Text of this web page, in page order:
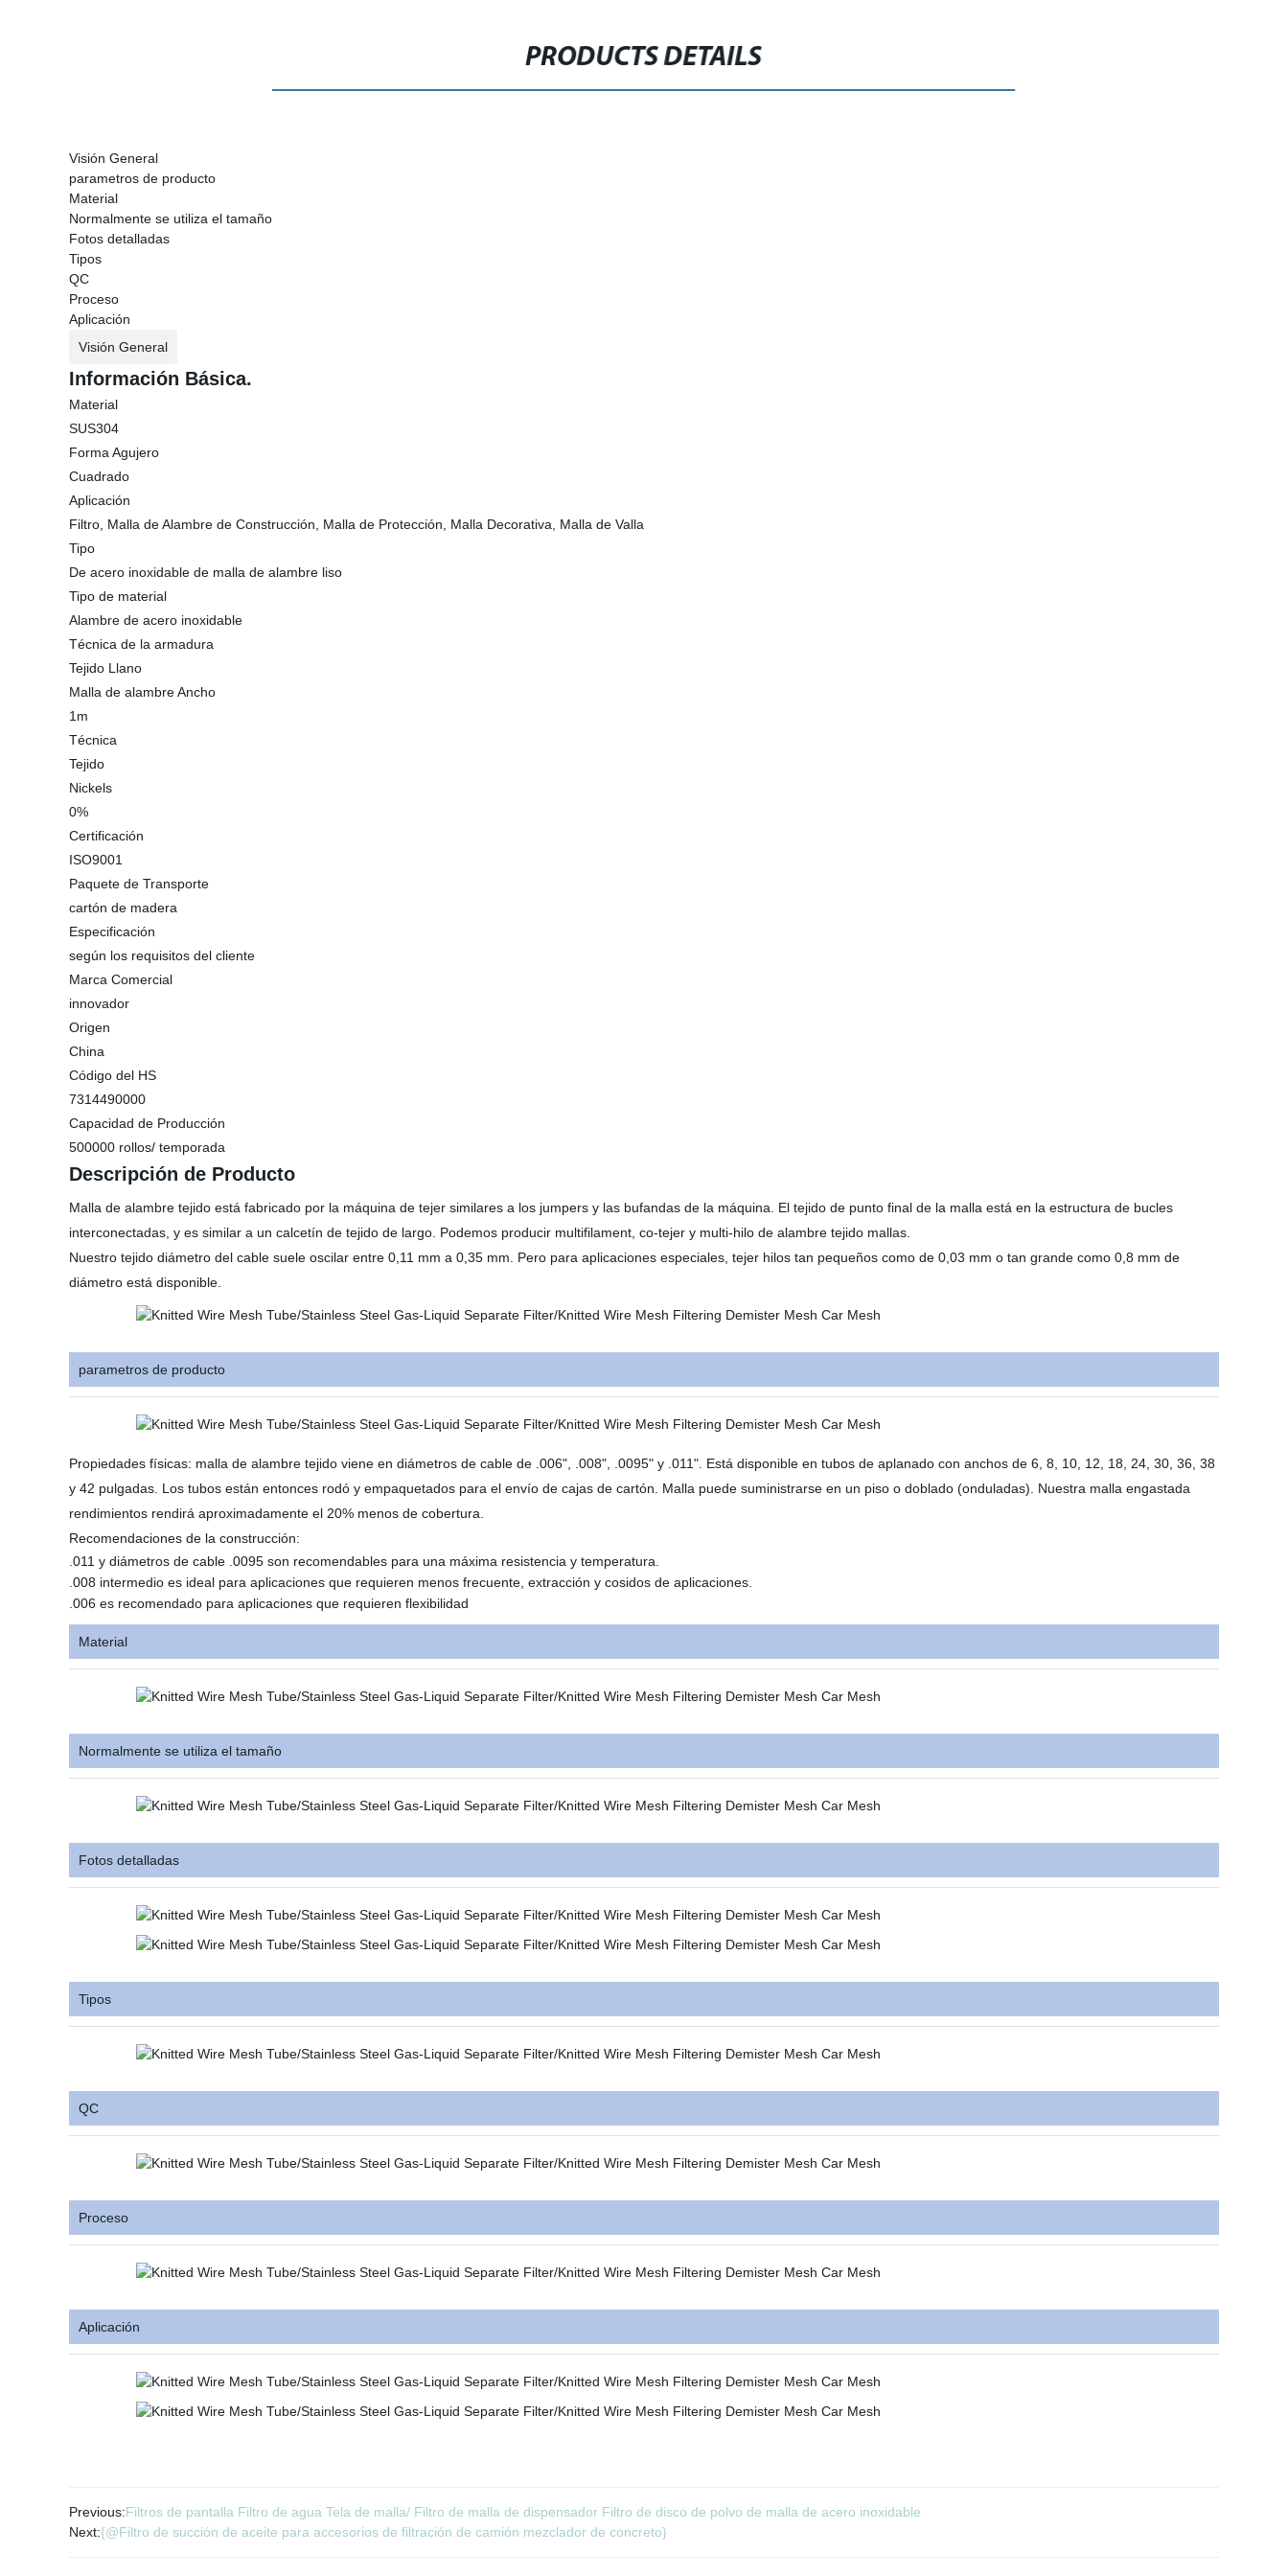
PRODUCTS DETAILS
Visión General
parametros de producto
Material
Normalmente se utiliza el tamaño
Fotos detalladas
Tipos
QC
Proceso
Aplicación
Visión General
Información Básica.
Material
SUS304
Forma Agujero
Cuadrado
Aplicación
Filtro, Malla de Alambre de Construcción, Malla de Protección, Malla Decorativa, Malla de Valla
Tipo
De acero inoxidable de malla de alambre liso
Tipo de material
Alambre de acero inoxidable
Técnica de la armadura
Tejido Llano
Malla de alambre Ancho
1m
Técnica
Tejido
Nickels
0%
Certificación
ISO9001
Paquete de Transporte
cartón de madera
Especificación
según los requisitos del cliente
Marca Comercial
innovador
Origen
China
Código del HS
7314490000
Capacidad de Producción
500000 rollos/ temporada
Descripción de Producto
Malla de alambre tejido está fabricado por la máquina de tejer similares a los jumpers y las bufandas de la máquina. El tejido de punto final de la malla está en la estructura de bucles
interconectadas, y es similar a un calcetín de tejido de largo. Podemos producir multifilament, co-tejer y multi-hilo de alambre tejido mallas.
Nuestro tejido diámetro del cable suele oscilar entre 0,11 mm a 0,35 mm. Pero para aplicaciones especiales, tejer hilos tan pequeños como de 0,03 mm o tan grande como 0,8 mm de
diámetro está disponible.
parametros de producto
Propiedades físicas: malla de alambre tejido viene en diámetros de cable de .006", .008", .0095" y .011". Está disponible en tubos de aplanado con anchos de 6, 8, 10, 12, 18, 24, 30, 36, 38
y 42 pulgadas. Los tubos están entonces rodó y empaquetados para el envío de cajas de cartón. Malla puede suministrarse en un piso o doblado (onduladas). Nuestra malla engastada
rendimientos rendirá aproximadamente el 20% menos de cobertura.
Recomendaciones de la construcción:
.011 y diámetros de cable .0095 son recomendables para una máxima resistencia y temperatura.
.008 intermedio es ideal para aplicaciones que requieren menos frecuente, extracción y cosidos de aplicaciones.
.006 es recomendado para aplicaciones que requieren flexibilidad
Material
Normalmente se utiliza el tamaño
Fotos detalladas
Tipos
QC
Proceso
Aplicación
Previous:Filtros de pantalla Filtro de agua Tela de malla/ Filtro de malla de dispensador Filtro de disco de polvo de malla de acero inoxidable
Next:{@Filtro de succión de aceite para accesorios de filtración de camión mezclador de concreto}